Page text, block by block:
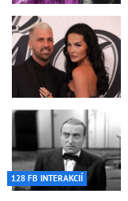
128 FB INTERAKCIÍ